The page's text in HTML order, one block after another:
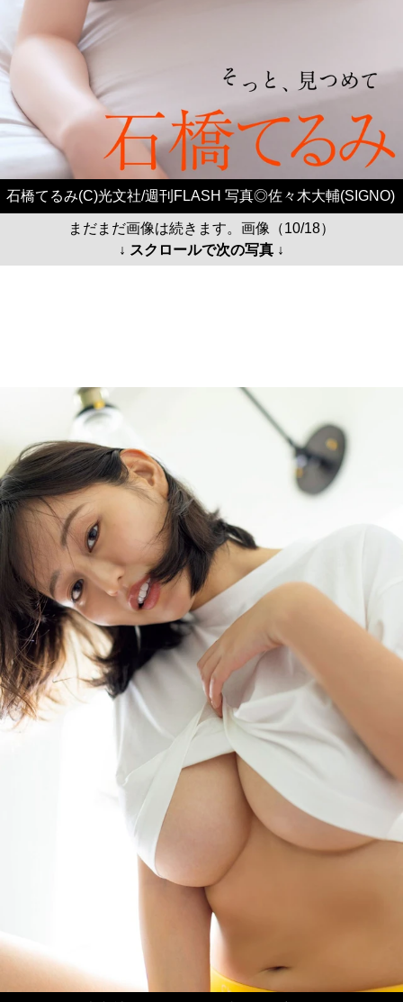
石橋てるみ(C)光文社/週刊FLASH 写真◎佐々木大輔(SIGNO)
まだまだ画像は続きます。画像（10/18）
↓ スクロールで次の写真 ↓